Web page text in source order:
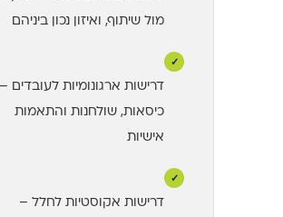
מול שיתוף, ואיזון נכון ביניהם
✓
דרישות ארגונומיות לעובדים –
כיסאות, שולחנות והתאמות
אישיות
✓
דרישות אקוסטיות לחלל –